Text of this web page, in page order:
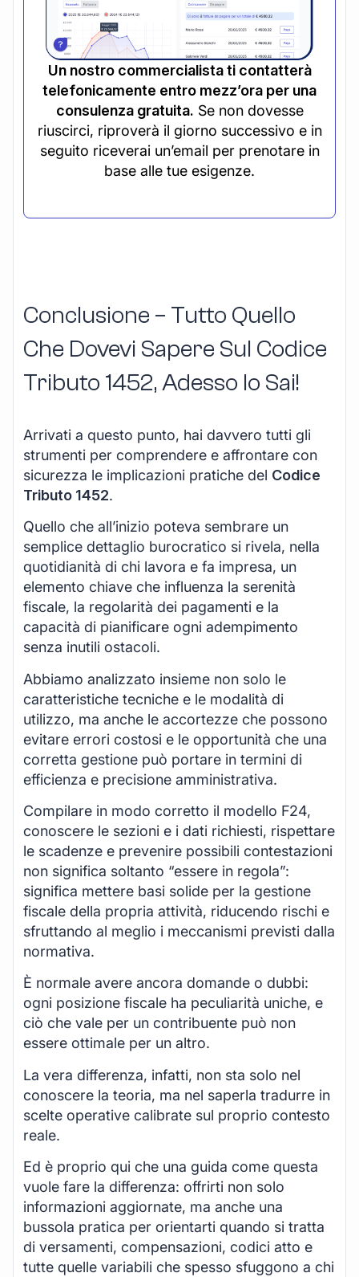
Un nostro commercialista ti contatterà
telefonicamente entro mezz’ora per una
consulenza gratuita. Se non dovesse
riuscirci, riproverà il giorno successivo e in
seguito riceverai un’email per prenotare in
base alle tue esigenze.
Conclusione – Tutto Quello
Che Dovevi Sapere Sul Codice
Tributo 1452, Adesso lo Sai!
Arrivati a questo punto, hai davvero tutti gli
strumenti per comprendere e affrontare con
sicurezza le implicazioni pratiche del Codice
Tributo 1452.
Quello che all’inizio poteva sembrare un
semplice dettaglio burocratico si rivela, nella
quotidianità di chi lavora e fa impresa, un
elemento chiave che influenza la serenità
fiscale, la regolarità dei pagamenti e la
capacità di pianificare ogni adempimento
senza inutili ostacoli.
Abbiamo analizzato insieme non solo le
caratteristiche tecniche e le modalità di
utilizzo, ma anche le accortezze che possono
evitare errori costosi e le opportunità che una
corretta gestione può portare in termini di
efficienza e precisione amministrativa.
Compilare in modo corretto il modello F24,
conoscere le sezioni e i dati richiesti, rispettare
le scadenze e prevenire possibili contestazioni
non significa soltanto “essere in regola”:
significa mettere basi solide per la gestione
fiscale della propria attività, riducendo rischi e
sfruttando al meglio i meccanismi previsti dalla
normativa.
È normale avere ancora domande o dubbi:
ogni posizione fiscale ha peculiarità uniche, e
ciò che vale per un contribuente può non
essere ottimale per un altro.
La vera differenza, infatti, non sta solo nel
conoscere la teoria, ma nel saperla tradurre in
scelte operative calibrate sul proprio contesto
reale.
Ed è proprio qui che una guida come questa
vuole fare la differenza: offrirti non solo
informazioni aggiornate, ma anche una
bussola pratica per orientarti quando si tratta
di versamenti, compensazioni, codici atto e
tutte quelle variabili che spesso sfuggono a chi